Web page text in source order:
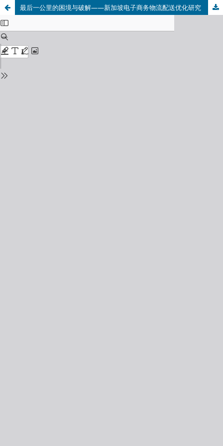
最后一公里的困境与破解——新加坡电子商务物流配送优化研究